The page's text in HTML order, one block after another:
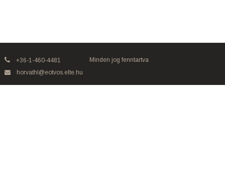
+36-1-460-4481
horvathl@eotvos.elte.hu
Minden jog fenntartva